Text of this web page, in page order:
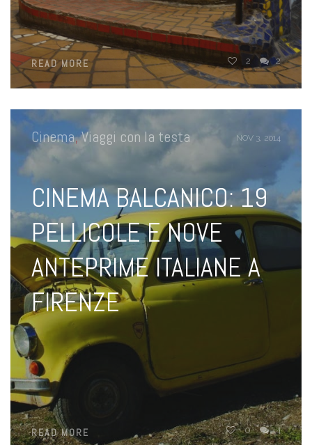
READ MORE 2 2
Cinema,Viaggi con la testa NOV 3, 2014
CINEMA BALCANICO: 19
PELLICOLE E NOVE
ANTEPRIME ITALIANE A
FIRENZE
READ MORE 0 4